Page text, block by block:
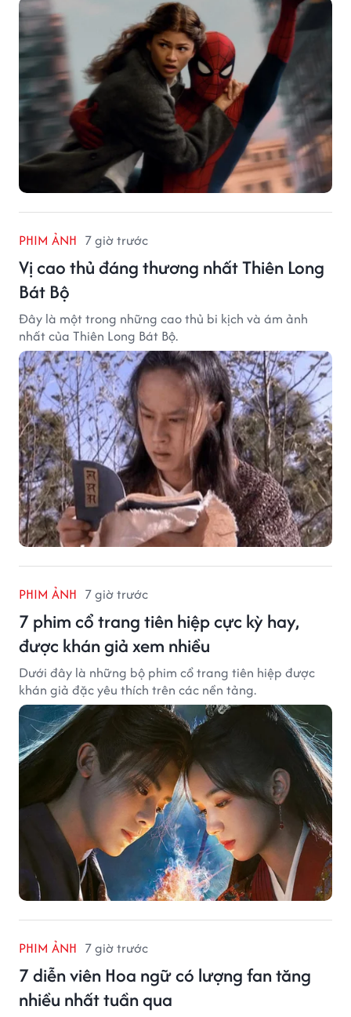
PHIM ẢNH 7 giờ trước
Vị cao thủ đáng thương nhất Thiên Long
Bát Bộ
Đây là một trong những cao thủ bi kịch và ám ảnh
nhất của Thiên Long Bát Bộ.
PHIM ẢNH 7 giờ trước
7 phim cổ trang tiên hiệp cực kỳ hay,
được khán giả xem nhiều
Dưới đây là những bộ phim cổ trang tiên hiệp được
khán giả đặc yêu thích trên các nền tảng.
PHIM ẢNH 7 giờ trước
7 diễn viên Hoa ngữ có lượng fan tăng
nhiều nhất tuần qua